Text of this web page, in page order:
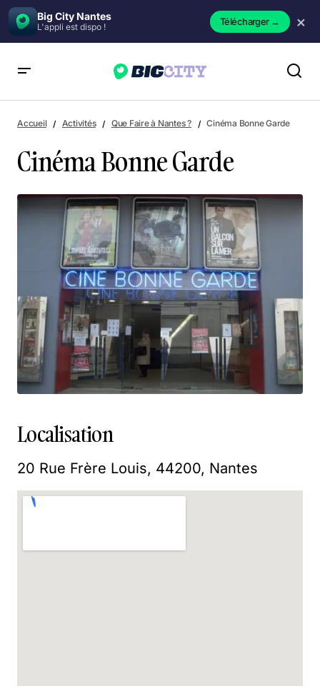
Big City Nantes
L'appli est dispo ! Télécharger→ ×
Accueil Activités Que Faire à Nantes ? Cinéma Bonne Garde
Cinéma Bonne Garde
Localisation
20 Rue Frère Louis, 44200, Nantes